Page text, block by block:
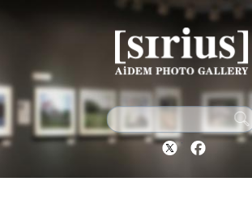
Twitter
シリウスについて
展示スケジュール